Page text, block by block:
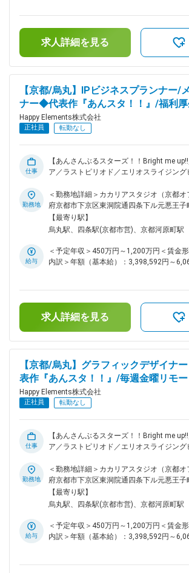
躍している社員もいます。 ※その他ユニ
数です！ ■抜群の働きやすさ： 毎週金曜日は、各人が集中し
て作業を行うことにフォーカスする『クリ
ー』とし、働く場所はオフィスでもリモー
ています。体調不良時における月1回を上
ーク許可制度があり、無理をせずゆっくり
を大前提として、自宅での業務実施には支
心身の負担になるといった場合や、女性特
用できます。また、復職サポートにより育
子育てをしながら時短で働くママ、パパの
有無＞有＜残業手当＞有＜給与補足＞※経
上、当社規定により決定します。■昇級：
ブ：会社業績に応じて年1回支給します。
給(月額)は固定手当を含めた表記です。
求人詳細を見る
【京都/烏丸】IPビジネスプランナー/
ナー◆代表作『あんスタ！！』/福利
Happy Elements株式会社
正社員 転勤なし
仕事
【あんさんぶるスターズ！！Bright me
ア／ラストピリオド／エリオスライジング
・弊社ゲームタイトルのコンテンツを用
ス ◆具体的には… ・グッズ制作 ・物販催事イベントへの出展
・カフェ事業の企画、運営 ・ライブ、展
実施 ・一部YouTube配信番組の企画、制作
やすさ： 毎週金曜日は、各人が集中して
ォーカスする『クリエイターズフライデー
における月1回を上限としたリモートワー
無理をせずゆっくり休んでいただくことを
での業務実施には支障がないが通勤等が心
った場合や、女性特有の体調不良にも利
で働くママ、パパの育休取得ケースも実
すい環境を日々追求している結果、離職率は
自のスキルアップ支援制度： 特定の資格
の受験料は全額会社が負担します。勉強会
入なども積極的に行っています。挑戦し成
のため、アプリ・コンテンツ開発を行う独
ができます。また、社内ルールに沿ってい
れます。個人での作品制作など、副業でも
囲：会社の定める業務
勤務地
＜勤務地詳細＞カカリアスタジオ（京都
府京都市下京区東洞院通四条下ル元悪王子
四条烏丸ビル EAST4階勤務地最寄駅：阪
動喫煙対策：屋内全面禁煙変更の範囲：会
【最寄り駅】
烏丸駅、四条駅(京都市営)、京都河原町駅
給与
＜予定年収＞450万円～1,200万円＜賃金
内訳＞年額（基本給）：3,398,592円～
有無＞有＜残業手当＞有＜給与補足＞※経
上、当社規定により決定します。■昇級：
ブ：会社業績に応じて年1回支給します。
給(月額)は固定手当を含めた表記です。
求人詳細を見る
【京都/烏丸】グラフィックデザイナ
表作『あんスタ！！』/毎週金曜リモ
Happy Elements株式会社
正社員 転勤なし
仕事
【あんさんぶるスターズ！！Bright me
ア／ラストピリオド／エリオスライジング
・UI/UXデザイン制作(ゲームの画面仕様
グラフィック制作(タイトルロゴ、アイテム
エフェクトなど) ・その他デザイン制作
ー、グッズ、ノベルティなど) ■組織風土： 在籍社員は男性が4
デザイナーが43.7%・プランナーが32.8%
2.7%・バックオフィスが5.1%となってい
割）の平均年齢は37.5歳、最年少では25
勤務地
＜勤務地詳細＞カカリアスタジオ（京都
府京都市下京区東洞院通四条下ル元悪王子
四条烏丸ビル EAST4階勤務地最寄駅：阪
動喫煙対策：屋内全面禁煙変更の範囲：会
【最寄り駅】
烏丸駅、四条駅(京都市営)、京都河原町駅
給与
＜予定年収＞450万円～1,200万円＜賃金
内訳＞年額（基本給）：3,398,592円～